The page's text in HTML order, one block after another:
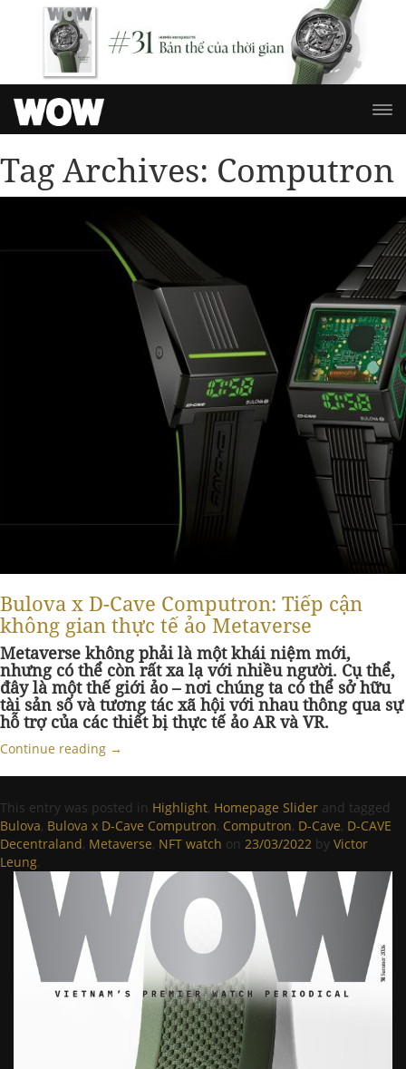
Tag Archives: Computron
Bulova x D-Cave Computron: Tiếp cận
không gian thực tế ảo Metaverse
Metaverse không phải là một khái niệm mới,
nhưng có thể còn rất xa lạ với nhiều người. Cụ thể,
đây là một thế giới ảo – nơi chúng ta có thể sở hữu
tài sản số và tương tác xã hội với nhau thông qua sự
hỗ trợ của các thiết bị thực tế ảo AR và VR.
Continue reading →
This entry was posted in Highlight, Homepage Slider and tagged
Bulova, Bulova x D-Cave Computron, Computron, D-Cave, D-CAVE
Decentraland, Metaverse, NFT watch on 23/03/2022 by Victor
Leung.